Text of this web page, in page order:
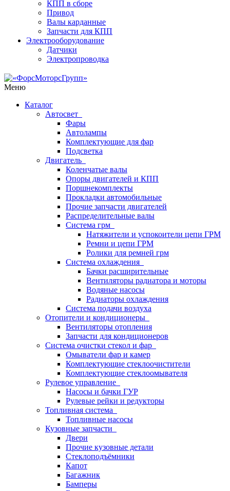
КПП в сборе
Привод
Валы карданные
Запчасти для КПП
Электрооборудование
Датчики
Электропроводка
Меню
Каталог
Автосвет
Фары
Автолампы
Комплектующие для фар
Подсветка
Двигатель
Коленчатые валы
Опоры двигателей и КПП
Поршнекомплекты
Прокладки автомобильные
Прочие запчасти двигателей
Распределительные валы
Система грм
Натяжители и успокоители цепи ГРМ
Ремни и цепи ГРМ
Ролики для ремней грм
Система охлаждения
Бачки расширительные
Вентиляторы радиатора и моторы
Водяные насосы
Радиаторы охлаждения
Система подачи воздуха
Отопители и кондиционеры
Вентиляторы отопления
Запчасти для кондиционеров
Система очистки стекол и фар
Омыватели фар и камер
Комплектующие стеклоочистители
Комплектующие стеклоомывателя
Рулевое управление
Насосы и бачки ГУР
Рулевые рейки и редукторы
Топливная система
Топливные насосы
Кузовные запчасти
Двери
Прочие кузовные детали
Стеклоподъёмники
Капот
Багажник
Бамперы